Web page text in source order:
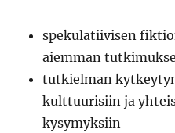
spekulatiivisen
aiemman
tutkielman
kulttuurisiin ja
kysymyksiin